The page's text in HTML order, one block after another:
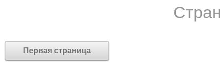
Первая страница